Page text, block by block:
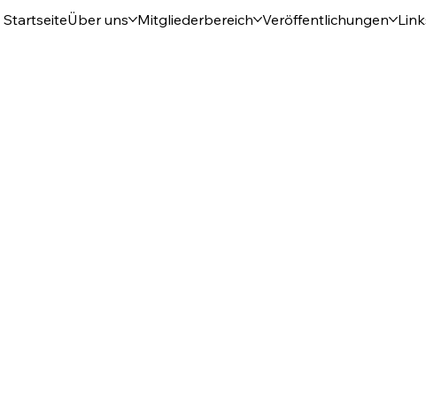
StartseiteÜber uns Mitgliederbereich Veröffentlichungen